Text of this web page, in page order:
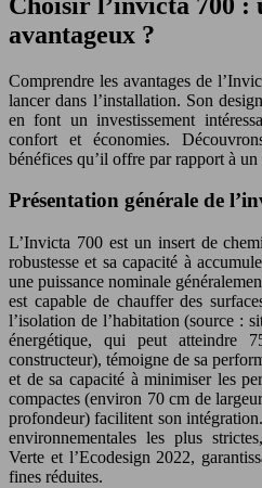
avantageux ?
Comprendre les avantages de
lancer dans l’installation. Son
en font un investissement
confort et économies.
bénéfices qu’il offre par rapport à
Présentation générale de
L’Invicta 700 est un insert de
robustesse et sa capacité à
une puissance nominale
est capable de chauffer des
l’isolation de l’habitation (source :
énergétique, qui peut atteindre
constructeur), témoigne de sa
et de sa capacité à minimiser les
compactes (environ 70 cm de
profondeur) facilitent son
environnementales les plus
Verte et l’Ecodesign 2022,
fines réduites.